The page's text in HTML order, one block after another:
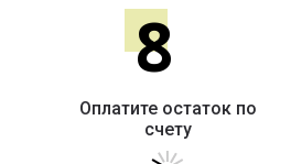
8
Оплатите остаток по
счету